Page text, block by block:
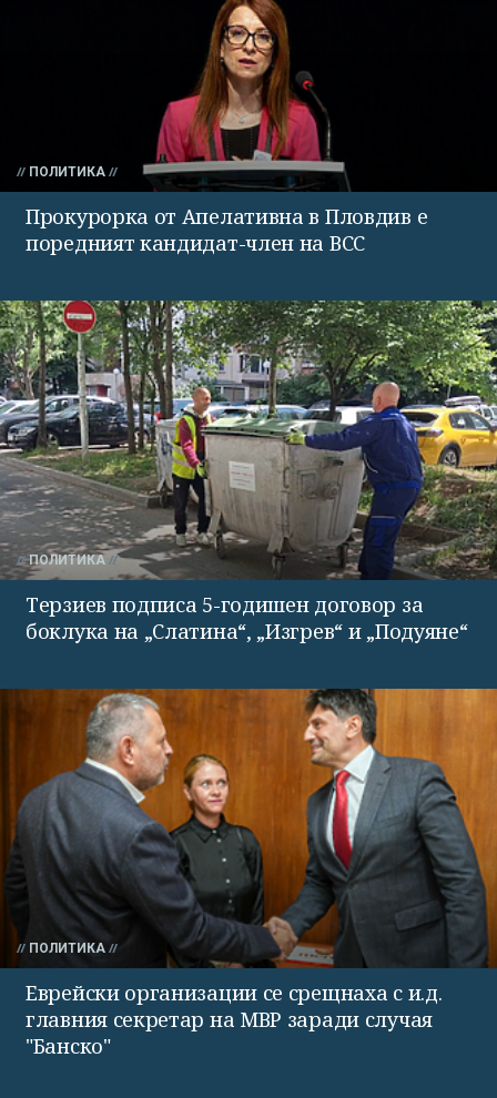
ПОЛИТИКА
Прокурорка от Апелативна в Пловдив е
поредният кандидат-член на ВСС
ПОЛИТИКА
Терзиев подписа 5-годишен договор за
боклука на „Слатина“, „Изгрев“ и „Подуяне“
ПОЛИТИКА
Еврейски организации се срещнаха с и.д.
главния секретар на МВР заради случая
"Банско"